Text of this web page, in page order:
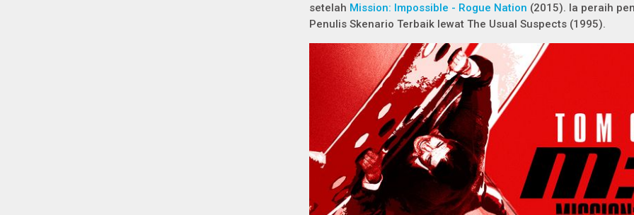
setelah Mission: Impossible - Rogue Nation (2015). Ia peraih
Penulis Skenario Terbaik lewat The Usual Suspects (1995).